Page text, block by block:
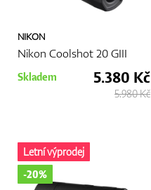
NIKON
Nikon Coolshot 20 GIII
Skladem 5.380 Kč
5.980 Kč
Letní výprodej
-20%